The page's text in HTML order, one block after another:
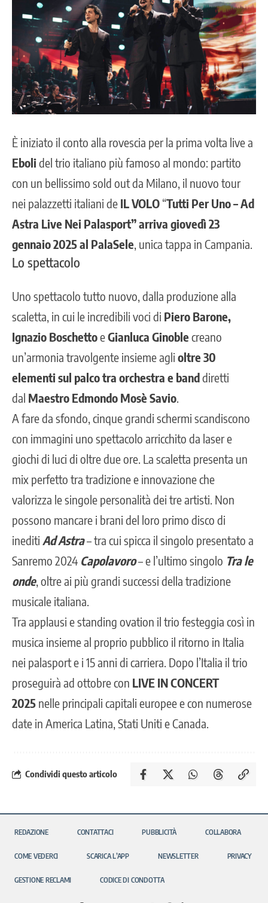
È iniziato il conto alla rovescia per la prima volta live a
Ebolidel trio italiano più famoso al mondo: partito
con un bellissimo sold out da Milano, il nuovo tour
nei palazzetti italiani de IL VOLO “Tutti Per Uno – Ad
Astra Live Nei Palasport”arriva giovedì 23
gennaio 2025 al PalaSele, unica tappa in Campania.
Lo spettacolo
Uno spettacolo tutto nuovo, dalla produzione alla
scaletta, in cui le incredibili voci di Piero Barone,
Ignazio BoschettoeGianluca Ginoble creano
un’armonia travolgente insieme agli oltre 30
elementi sul palco tra orchestra e banddiretti
dal Maestro Edmondo Mosè Savio
A fare da sfondo, cinque grandi schermi scandiscono
con immagini uno spettacolo arricchito da laser e
giochi di luci di oltre due ore. La scaletta presenta un
mix perfetto tra tradizione e innovazione che
valorizza le singole personalità dei tre artisti. Non
possono mancare i brani del loro primo disco di
inediti Ad Astra– tra cui spicca il singolo presentato a
Sanremo 2024 Capolavoro– e l’ultimo singolo Tra le
onde, oltre ai più grandi successi della tradizione
musicale italiana.
Tra applausi e standing ovation il trio festeggia così in
musica insieme al proprio pubblico il ritorno in Italia
nei palasport e i 15 anni di carriera. Dopo l’Italia il trio
proseguirà ad ottobre con LIVE IN CONCERT
2025 nelle principali capitali europee e con numerose
date in America Latina, Stati Uniti e Canada.
Condividi questo articolo
REDAZIONE CONTATTACI PUBBLICITÀ COLLABORA
COME VEDERCI SCARICA L’APP NEWSLETTER PRIVACY
GESTIONE RECLAMI CODICE DI CONDOTTA